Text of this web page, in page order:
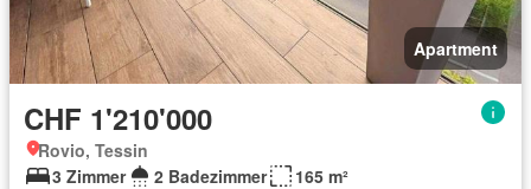
Apartment
CHF 1'210'000
Rovio, Tessin
3 Zimmer
2 Badezimmer
165 m²